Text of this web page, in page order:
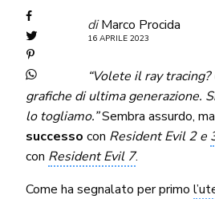
di Marco Procida
16 APRILE 2023
“Volete il ray
grafiche di ultima generazione.
lo togliamo.”Sembra assurdo, ma
successo con Resident Evil 2 e
con Resident Evil 7.
Come ha segnalato per primo